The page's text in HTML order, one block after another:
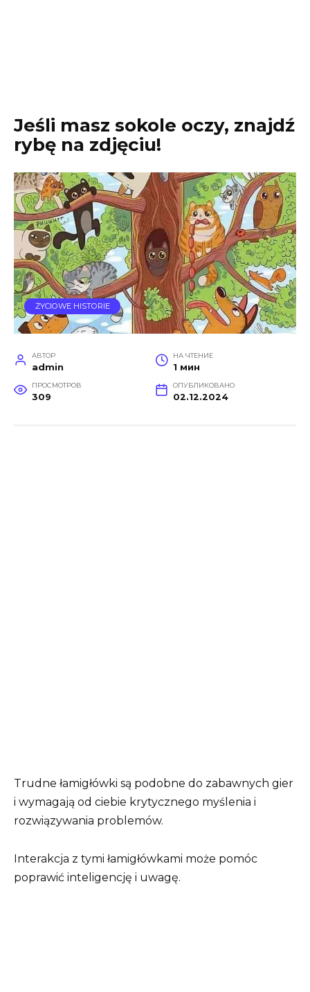
Jeśli masz sokole oczy, znajdź
rybę na zdjęciu!
ŻYCIOWE HISTORIE
АВТОР
admin
НА ЧТЕНИЕ
1 мин
ПРОСМОТРОВ
309
ОПУБЛИКОВАНО
02.12.2024
Trudne łamigłówki są podobne do zabawnych gier
i wymagają od ciebie krytycznego myślenia i
rozwiązywania problemów.
Interakcja z tymi łamigłówkami może pomóc
poprawić inteligencję i uwagę.